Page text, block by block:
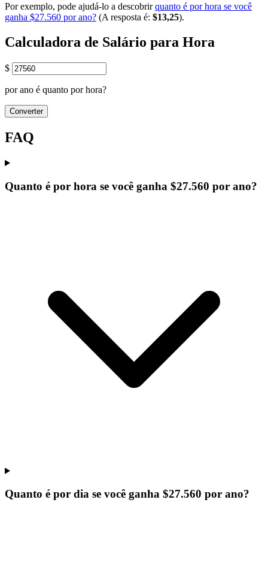
Por exemplo, pode ajudá-lo a descobrirquanto é por hora se você
ganha $27.560 por ano? (A resposta é: $13,25).
Calculadora de Salário para Hora
$
por ano é quanto por hora?
Converter
FAQ
Quanto é por hora se você ganha $27.560 por ano?
Quanto é por dia se você ganha $27.560 por ano?